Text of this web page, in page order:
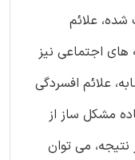
علائم
اجتماعی نیز
علائم افسردگی
مشکل ساز از
می توان